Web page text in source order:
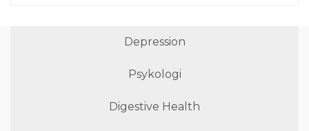
Depression
Psykologi
Digestive Health